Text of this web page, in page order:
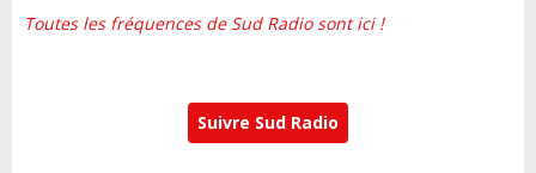
Toutes les fréquences de Sud Radio sont ici !
Suivre Sud Radio